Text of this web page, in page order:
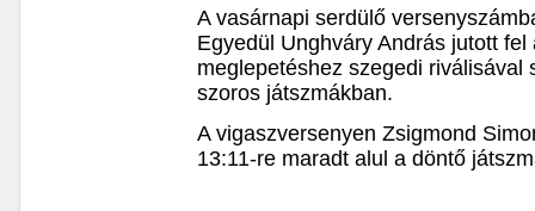
A vasárnapi serdülő
Egyedül Unghváry András jutott
meglepetéshez szegedi
szoros játszmákban.
A vigaszversenyen Zsigmond
13:11-re maradt alul a döntő